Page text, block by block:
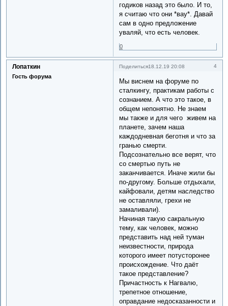
годиков назад это было. И то,
я считаю что они *вау*. Давай
сам в одно предложение
уваляй, что есть человек.
0
Поделиться 4
18.12.19 20:08
Лопаткин
Гость форума
Мы виснем на форуме по
сталкингу, практикам работы с
сознанием. А что это такое, в
общем непонятно. Не знаем
мы также и для чего живем на
планете, зачем наша
каждодневная беготня и что за
гранью смерти.
Подсознательно все верят, что
со смертью путь не
заканчивается. Иначе жили бы
по-другому. Больше отдыхали,
кайфовали, детям наследство
не оставляли, грехи не
замаливали).
Начиная такую сакральную
тему, как человек, можно
представить над ней туман
неизвестности, природа
которого имеет потусторонее
происхождение. Что даёт
такое представление?
Причастность к Нагвалю,
трепетное отношение,
оправдание недосказанности и